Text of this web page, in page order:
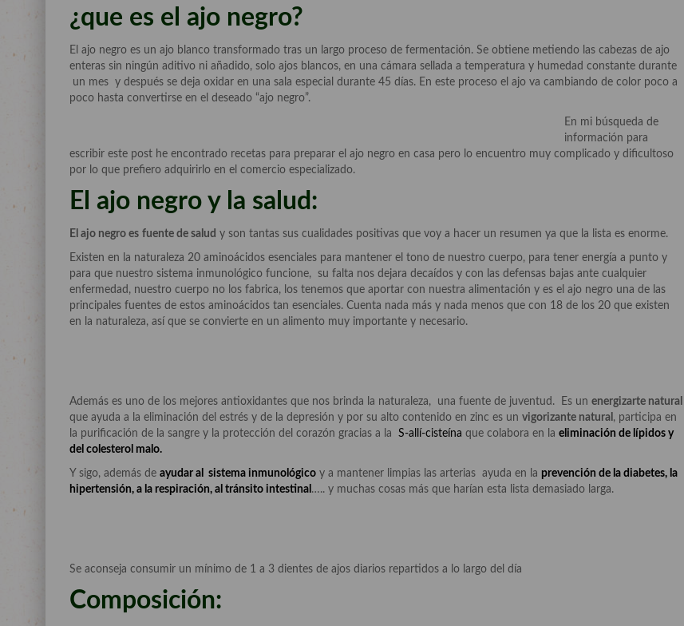
¿que es el ajo negro?
El ajo negro es un ajo blanco transformado tras un largo proceso de fermentación. Se obtiene metiendo las cabezas de ajo
enteras sin ningún aditivo ni añadido, solo ajos blancos, en una cámara sellada a temperatura y humedad constante durante
un mes y después se deja oxidar en una sala especial durante 45 días. En este proceso el ajo va cambiando de color poco a
poco hasta convertirse en el deseado “ajo negro”.
En mi búsqueda de
información para
escribir este post he encontrado recetas para preparar el ajo negro en casa pero lo encuentro muy complicado y dificultoso
por lo que prefiero adquirirlo en el comercio especializado.
El ajo negro y la salud:
El ajo negro es fuente de salud y son tantas sus cualidades positivas que voy a hacer un resumen ya que la lista es enorme.
Existen en la naturaleza 20 aminoácidos esenciales para mantener el tono de nuestro cuerpo, para tener energía a punto y
para que nuestro sistema inmunológico funcione, su falta nos dejara decaídos y con las defensas bajas ante cualquier
enfermedad, nuestro cuerpo no los fabrica, los tenemos que aportar con nuestra alimentación y es el ajo negro una de las
principales fuentes de estos aminoácidos tan esenciales. Cuenta nada más y nada menos que con 18 de los 20 que existen
en la naturaleza, así que se convierte en un alimento muy importante y necesario.
Además es uno de los mejores antioxidantes que nos brinda la naturaleza, una fuente de juventud. Es un energizarte natural
que ayuda a la eliminación del estrés y de la depresión y por su alto contenido en zinc es un vigorizante natural , participa en
la purificación de la sangre y la protección del corazón gracias a la
S-allí-cisteína que colabora en la eliminación de lípidos y
del colesterol malo.
Y sigo, además de ayudar al sistema inmunológico y a mantener limpias las arterias ayuda en la prevención de la diabetes, la
hipertensión, a la respiración, al tránsito intestinal ….. y muchas cosas más que harían esta lista demasiado larga.
Se aconseja consumir un mínimo de 1 a 3 dientes de ajos diarios repartidos a lo largo del día
Composición: